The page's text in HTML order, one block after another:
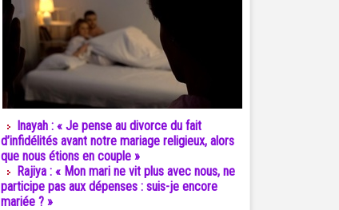
Inayah : « Je pense au divorce du fait
d’infidélités avant notre mariage religieux, alors
que nous étions en couple »
Rajiya : « Mon mari ne vit plus avec nous, ne
participe pas aux dépenses : suis-je encore
mariée ? »